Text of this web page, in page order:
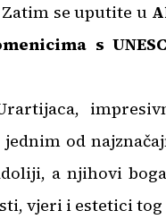
se uputite u
s
od
a njihovi
vjeri i estetici tog